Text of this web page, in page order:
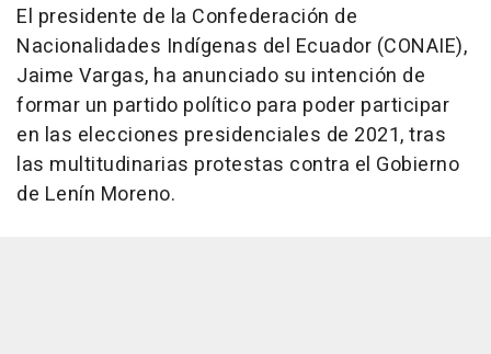
El presidente de la Confederación de
Nacionalidades Indígenas del Ecuador (CONAIE),
Jaime Vargas, ha anunciado su intención de
formar un partido político para poder participar
en las elecciones presidenciales de 2021, tras
las multitudinarias protestas contra el Gobierno
de Lenín Moreno.